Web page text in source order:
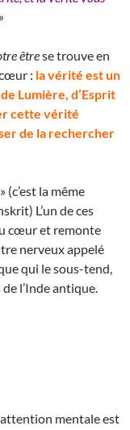
êtrese trouve en
: la vérité est un
Lumière, d’Esprit
cette vérité
de la rechercher
» (c’est la même
L’un de ces
cœur et remonte
nerveux appelé
qui le sous-tend,
l’Inde antique.
mentale est